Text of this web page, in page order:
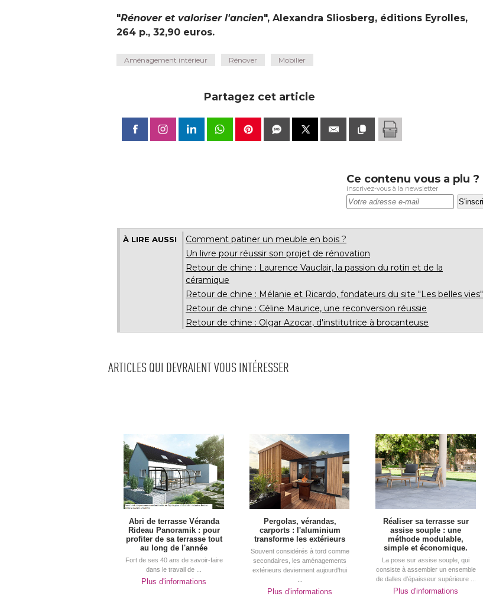
"Rénover et valoriser l'ancien", Alexandra Sliosberg, éditions Eyrolles,
264 p., 32,90 euros.
Aménagement intérieur Rénover Mobilier
Partagez cet article
Ce contenu vous a plu ?
inscrivez-vous à la newsletter
À LIRE AUSSI
Comment patiner un meuble en bois ?
Un livre pour réussir son projet de rénovation
Retour de chine : Laurence Vauclair, la passion du rotin et de la
céramique
Retour de chine : Mélanie et Ricardo, fondateurs du site "Les belles vies"
Retour de chine : Céline Maurice, une reconversion réussie
Retour de chine : Olgar Azocar, d'institutrice à brocanteuse
ARTICLES QUI DEVRAIENT VOUS INTÉRESSER
Abri de terrasse Véranda
Rideau Panoramik : pour
profiter de sa terrasse tout
au long de l'année
Fort de ses 40 ans de savoir-faire
dans le travail de ...
Plus d'informations
Pergolas, vérandas,
carports : l'aluminium
transforme les extérieurs
Souvent considérés à tord comme
secondaires, les aménagements
extérieurs deviennent aujourd'hui
Plus d'informations
Réaliser sa terrasse sur
assise souple : une
méthode modulable,
simple et économique.
La pose sur assise souple, qui
consiste à assembler un ensemble
de dalles d'épaisseur supérieure ...
Plus d'informations